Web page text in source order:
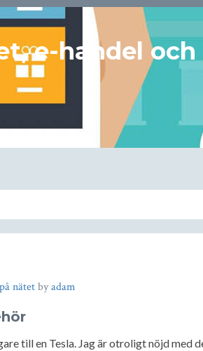
e-handel
nätetbyadam
till en Tesla. Jag är otroligt nöjd med